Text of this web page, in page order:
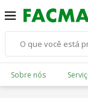
Sobre nós